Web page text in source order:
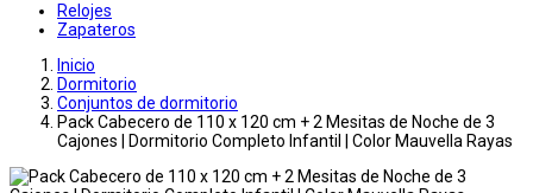
Relojes
Zapateros
Inicio
Dormitorio
Conjuntos de dormitorio
Pack Cabecero de 110 x 120 cm + 2 Mesitas de Noche de 3
Cajones | Dormitorio Completo Infantil | Color Mauvella Rayas